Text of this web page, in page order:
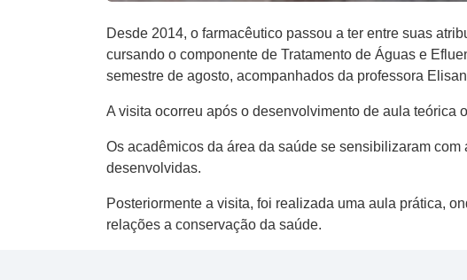
Desde 2014, o farmacêutico passou a ter entre suas
cursando o componente de Tratamento de Águas e
semestre de agosto, acompanhados da professora
A visita ocorreu após o desenvolvimento de aula
Os acadêmicos da área da saúde se sensibilizaram
desenvolvidas.
Posteriormente a visita, foi realizada uma aula prática,
relações a conservação da saúde.